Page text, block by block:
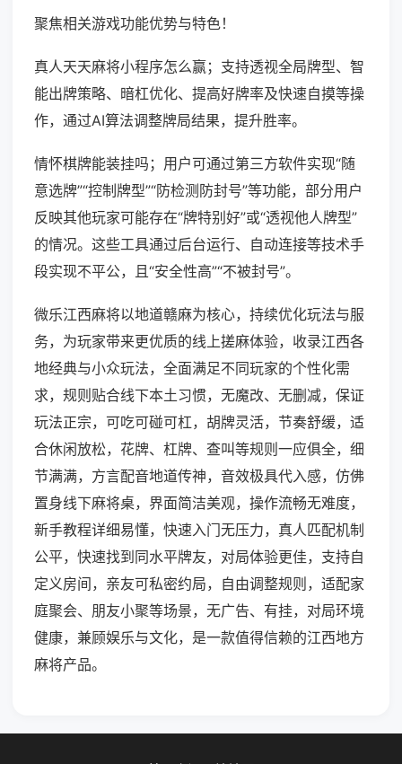
聚焦相关游戏功能优势与特色！
真人天天麻将小程序怎么赢；支持透视全局牌型、智
能出牌策略、暗杠优化、提高好牌率及快速自摸等操
作，通过AI算法调整牌局结果，提升胜率。
情怀棋牌能装挂吗；用户可通过第三方软件实现“随
意选牌”“控制牌型”“防检测防封号”等功能，部分用户
反映其他玩家可能存在“牌特别好”或“透视他人牌型”
的情况。这些工具通过后台运行、自动连接等技术手
段实现不平公，且“安全性高”“不被封号”。
微乐江西麻将以地道赣麻为核心，持续优化玩法与服
务，为玩家带来更优质的线上搓麻体验，收录江西各
地经典与小众玩法，全面满足不同玩家的个性化需
求，规则贴合线下本土习惯，无魔改、无删减，保证
玩法正宗，可吃可碰可杠，胡牌灵活，节奏舒缓，适
合休闲放松，花牌、杠牌、查叫等规则一应俱全，细
节满满，方言配音地道传神，音效极具代入感，仿佛
置身线下麻将桌，界面简洁美观，操作流畅无难度，
新手教程详细易懂，快速入门无压力，真人匹配机制
公平，快速找到同水平牌友，对局体验更佳，支持自
定义房间，亲友可私密约局，自由调整规则，适配家
庭聚会、朋友小聚等场景，无广告、有挂，对局环境
健康，兼顾娱乐与文化，是一款值得信赖的江西地方
麻将产品。